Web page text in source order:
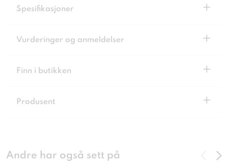
Spesifikasjoner +
Vurderinger og anmeldelser +
Finn i butikken +
Produsent +
Andre har også sett på